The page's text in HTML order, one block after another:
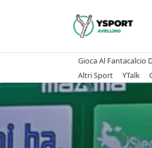
Gioca Al Fantacalcio
Altri Sport
YTalk